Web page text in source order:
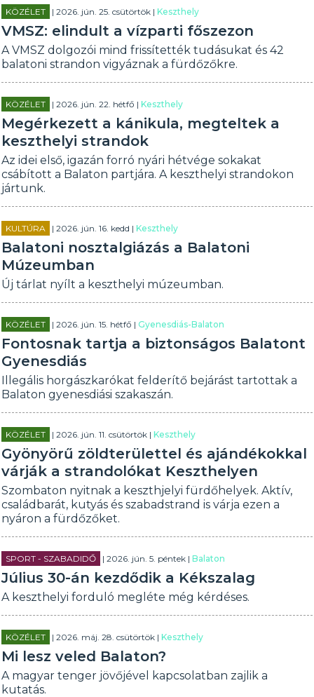
KÖZÉLET | 2026. jún. 25. csütörtök |Keszthely
VMSZ: elindult a vízparti főszezon
A VMSZ dolgozói mind frissítették tudásukat és 42
balatoni strandon vigyáznak a fürdőzőkre.
KÖZÉLET | 2026. jún. 22. hétfő |Keszthely
Megérkezett a kánikula, megteltek a
keszthelyi strandok
Az idei első, igazán forró nyári hétvége sokakat
csábított a Balaton partjára. A keszthelyi strandokon
jártunk.
KULTÚRA | 2026. jún. 16. kedd |Keszthely
Balatoni nosztalgiázás a Balatoni
Múzeumban
Új tárlat nyílt a keszthelyi múzeumban.
KÖZÉLET | 2026. jún. 15. hétfő |Gyenesdiás-Balaton
Fontosnak tartja a biztonságos Balatont
Gyenesdiás
Illegális horgászkarókat felderítő bejárást tartottak a
Balaton gyenesdiási szakaszán.
KÖZÉLET | 2026. jún. 11. csütörtök |Keszthely
Gyönyörű zöldterülettel és ajándékokkal
várják a strandolókat Keszthelyen
Szombaton nyitnak a keszthjelyi fürdőhelyek. Aktív,
családbarát, kutyás és szabadstrand is várja ezen a
nyáron a fürdőzőket.
SPORT - SZABADIDŐ | 2026. jún. 5. péntek |Balaton
Július 30-án kezdődik a Kékszalag
A keszthelyi forduló megléte még kérdéses.
KÖZÉLET | 2026. máj. 28. csütörtök |Keszthely
Mi lesz veled Balaton?
A magyar tenger jövőjével kapcsolatban zajlik a
kutatás.